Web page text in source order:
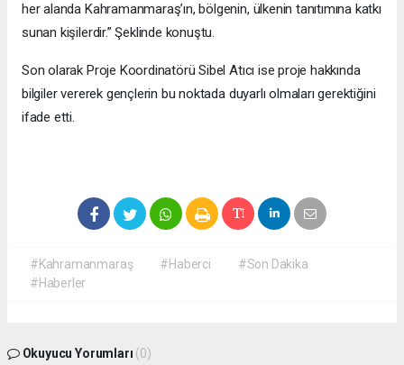
her alanda Kahramanmaraş’ın, bölgenin, ülkenin tanıtımına katkı
sunan kişilerdir.” Şeklinde konuştu.
Son olarak Proje Koordinatörü Sibel Atıcı ise proje hakkında
bilgiler vererek gençlerin bu noktada duyarlı olmaları gerektiğini
ifade etti.
#Kahramanmaraş #Haberci
#Son Dakika
#Haberler
Okuyucu Yorumları (0)